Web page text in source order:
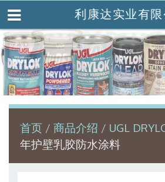
利康达实业有限
首页 商品介绍 UGL
年护壁乳胶防水涂料